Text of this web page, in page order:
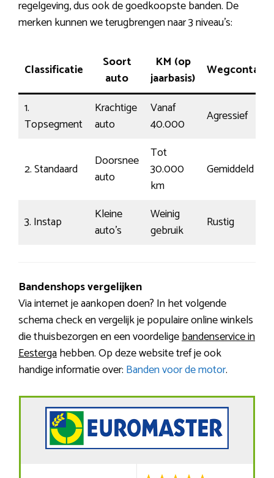
regelgeving, dus ook de goedkoopste banden. De
merken kunnen we terugbrengen naar 3 niveau’s:
Classificatie
Soort
auto
KM (op
jaarbasis)
Wegcontact
1.
Topsegment
Krachtige
auto
Vanaf
40.000
Agressief
2. Standaard
Doorsnee
auto
Tot
30.000
km
Gemiddeld
3. Instap
Kleine
auto’s
Weinig
gebruik
Rustig
Bandenshops vergelijken
Via internet je aankopen doen? In het volgende
schema check en vergelijk je populaire online winkels
die thuisbezorgen en een voordeligebandenservice in
Eestergahebben. Op deze website tref je ook
handige informatie over: Banden voor de motor.